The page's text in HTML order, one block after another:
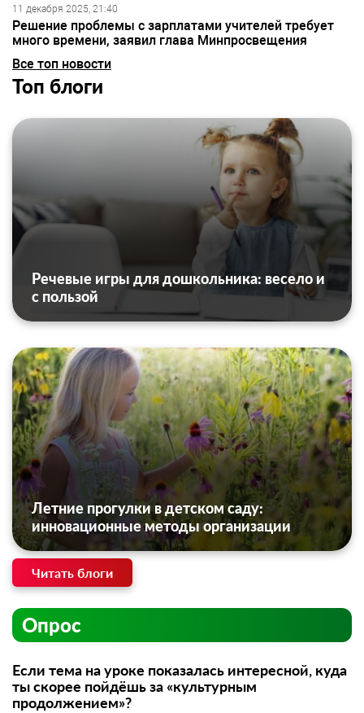
11 декабря 2025, 21:40
Решение проблемы с зарплатами учителей требует
много времени, заявил глава Минпросвещения
Все топ новости
Топ блоги
Речевые игры для дошкольника: весело и
с пользой
Летние прогулки в детском саду:
инновационные методы организации
Читать блоги
Опрос
Если тема на уроке показалась интересной, куда
ты скорее пойдёшь за «культурным
продолжением»?